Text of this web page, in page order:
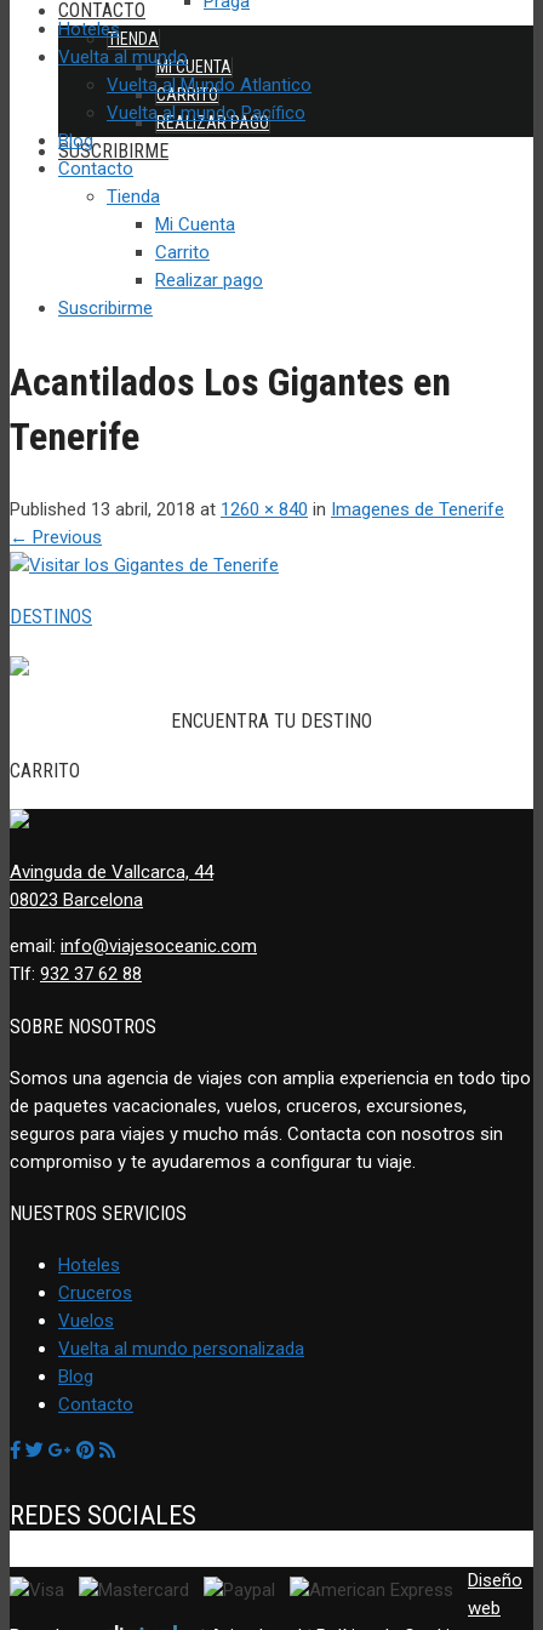
CONTACTO
TIENDA
MI CUENTA
CARRITO
REALIZAR PAGO
SUSCRIBIRME
Hoteles
Vuelta al mundo
Vuelta al Mundo Atlantico
Vuelta al mundo Pacífico
Blog
Contacto
Tienda
Mi Cuenta
Carrito
Realizar pago
Suscribirme
Acantilados Los Gigantes en
Tenerife
Published 13 abril, 2018 at 1260 × 840 in Imagenes de Tenerife
← Previous
DESTINOS
ENCUENTRA TU DESTINO
CARRITO
Avinguda de Vallcarca, 44
08023 Barcelona
email: info@viajesoceanic.com
Tlf: 932 37 62 88
SOBRE NOSOTROS
Somos una agencia de viajes con amplia experiencia en todo tipo
de paquetes vacacionales, vuelos, cruceros, excursiones,
seguros para viajes y mucho más. Contacta con nosotros sin
compromiso y te ayudaremos a configurar tu viaje.
NUESTROS SERVICIOS
Hoteles
Cruceros
Vuelos
Vuelta al mundo personalizada
Blog
Contacto
REDES SOCIALES
Diseño
web